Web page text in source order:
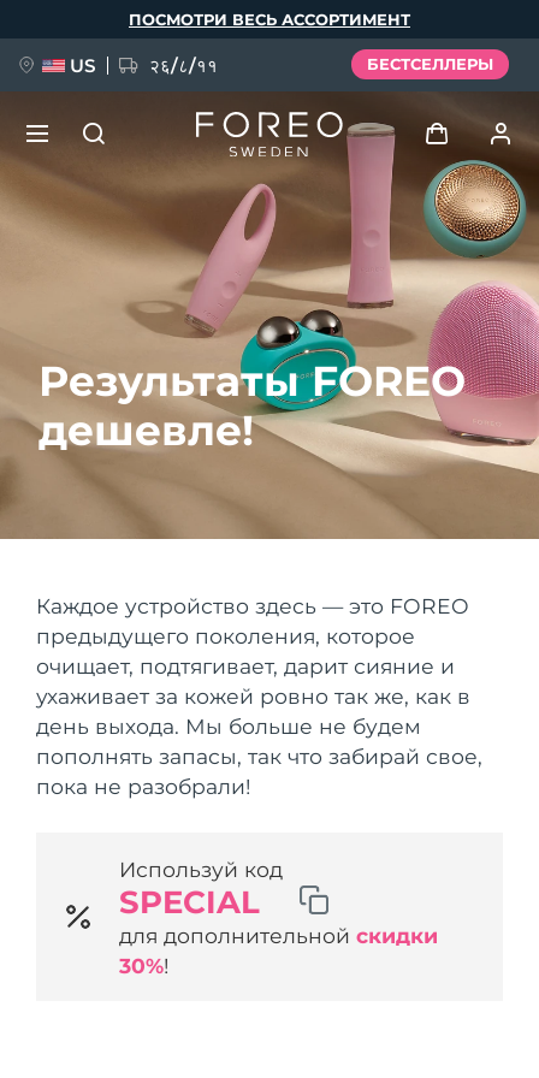
Результаты FOREO
дешевле!
Каждое устройство здесь — это FOREO
предыдущего поколения, которое
очищает, подтягивает, дарит сияние и
ухаживает за кожей ровно так же, как в
день выхода. Мы больше не будем
пополнять запасы, так что забирай свое,
пока не разобрали!
Используй код
SPECIAL
для дополнительнойскидки
30%!
ПОСМОТРИ ВЕСЬ АССОРТИМЕНТ
US २६/८/११ БЕСТСЕЛЛЕРЫ
Войти
Профиль пользователя
Мои приборы
Мои заказы
Мои адреса
Мои подписки
НОВИНКА
FAQ™ Pure Beauty-Tech Elixir
BREAKING NEWS
FAQ™ Dual LED Panel
ПОДАРКИ И НАБОРЫ
предложения
Язык
Deutsch
Español
Français
Italiano
Português
Svenska
Русский
繁體中文
Страна доставки
Соединенные
Штаты
Ожидаемая дата доставки
Великобритания
Ожидаемая дата доставки
Испания
Ожидаемая дата доставки
Франция
Ожидаемая дата доставки